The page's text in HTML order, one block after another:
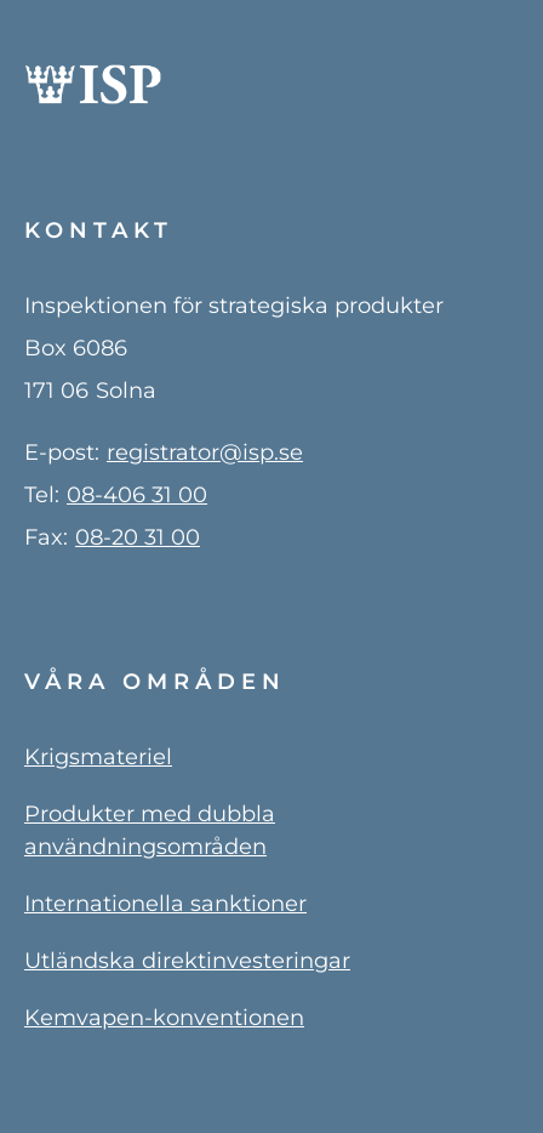
KONTAKT
Inspektionen för strategiska produkter
Box 6086
171 06 Solna
E-post: registrator@isp.se
Tel: 08-406 31 00
Fax: 08-20 31 00
VÅRA OMRÅDEN
Krigsmateriel
Produkter med dubbla
användningsområden
Internationella sanktioner
Utländska direktinvesteringar
Kemvapen-konventionen